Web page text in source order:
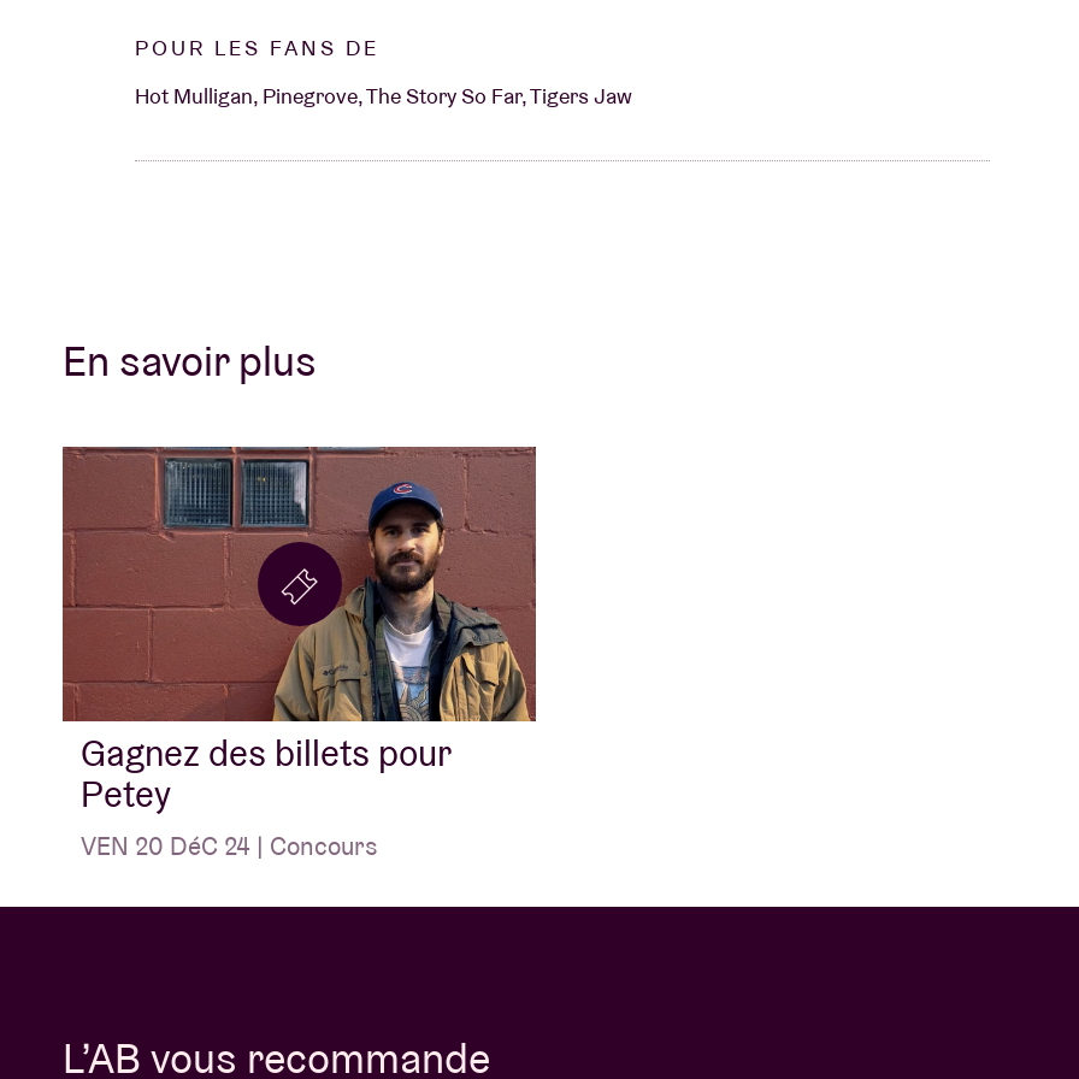
POUR LES FANS DE
Hot Mulligan, Pinegrove, The Story So Far, Tigers Jaw
En savoir plus
Gagnez des billets pour
Petey
VEN 20 DéC 24 | Concours
L’AB vous recommande